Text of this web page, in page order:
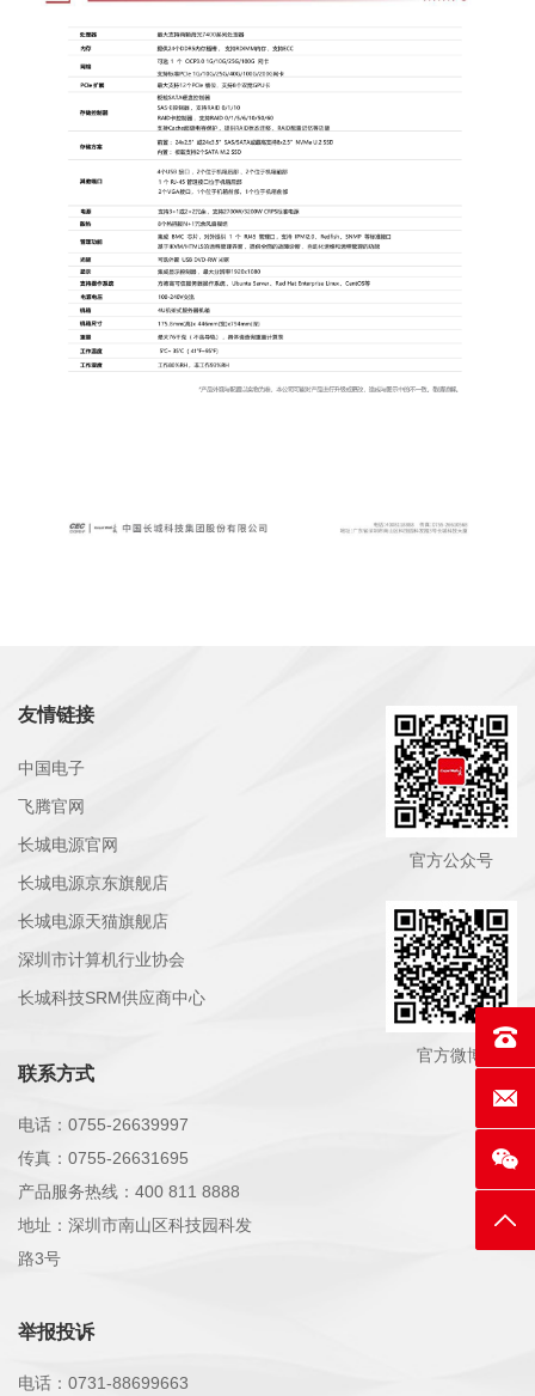
友情链接
中国电子
飞腾官网
长城电源官网
长城电源京东旗舰店
长城电源天猫旗舰店
深圳市计算机行业协会
长城科技SRM供应商中心
联系方式
电话：0755-26639997
传真：0755-26631695
产品服务热线：400 811 8888
地址：深圳市南山区科技园科发
路3号
举报投诉
电话：0731-88699663
官方公众号
官方微博
联系
E-
返回